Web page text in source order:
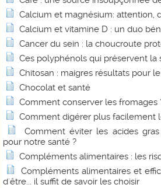
Calcium et magnésium: attention,
Calcium et vitamine D : un duo
Cancer du sein : la choucroute
Ces polyphénols qui préservent la
Chitosan : maigres résultats pour
Chocolat et santé
Comment conserver les fromages
Comment digérer plus facilement
Comment éviter les acides
pour notre santé ?
Compléments alimentaires : les
Compléments alimentaires et
d'être... il suffit de savoir les choisir